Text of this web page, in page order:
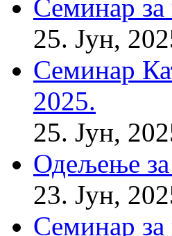
Семинар за
25. Јун,
Семинар
2025.
25. Јун,
Одељење за
23. Јун,
Семинар за